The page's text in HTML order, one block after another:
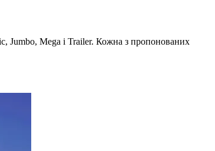
Jumbo, Mega і Trailer. Кожна з пропонованих